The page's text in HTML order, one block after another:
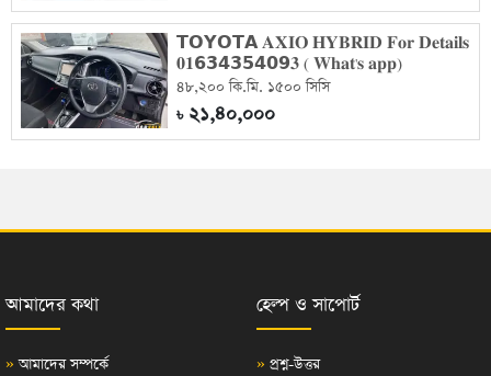
𝗧𝗢𝗬𝗢𝗧𝗔 𝐀𝐗𝐈𝐎 𝐇𝐘𝐁𝐑𝐈𝐃 𝐅𝐨𝐫 𝐃𝐞𝐭𝐚𝐢𝐥𝐬
𝟎𝟏𝟲𝟯𝟰𝟯𝟱𝟰𝟬𝟵𝟑 ( 𝐖𝐡𝐚𝐭'𝐬 𝐚𝐩𝐩)
৪৮,২০০ কি.মি. ১৫০০ সিসি
৳২১,৪০,০০০
আমাদের কথা
» আমাদের সম্পর্কে
হেল্প ও সাপোর্ট
» প্রশ্ন-উত্তর